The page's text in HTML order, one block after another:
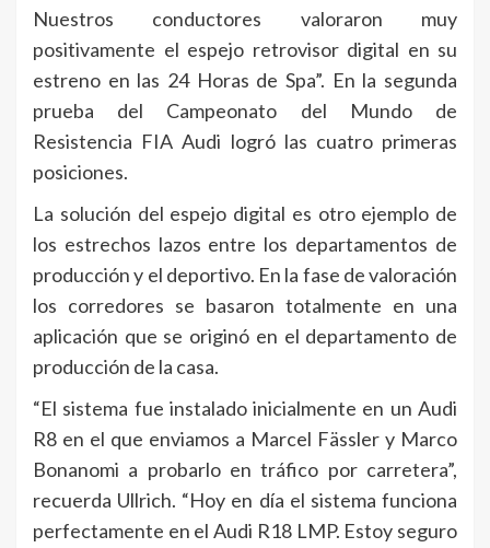
Nuestros conductores valoraron muy
positivamente el espejo retrovisor digital en su
estreno en las 24 Horas de Spa”. En la segunda
prueba del Campeonato del Mundo de
Resistencia FIA Audi logró las cuatro primeras
posiciones.
La solución del espejo digital es otro ejemplo de
los estrechos lazos entre los departamentos de
producción y el deportivo. En la fase de valoración
los corredores se basaron totalmente en una
aplicación que se originó en el departamento de
producción de la casa.
“El sistema fue instalado inicialmente en un Audi
R8 en el que enviamos a Marcel Fässler y Marco
Bonanomi a probarlo en tráfico por carretera”,
recuerda Ullrich. “Hoy en día el sistema funciona
perfectamente en el Audi R18 LMP. Estoy seguro